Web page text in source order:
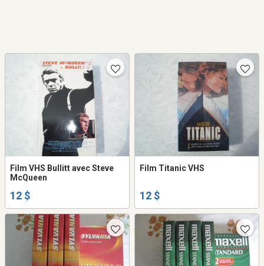
Film VHS Bullitt avec Steve
McQueen
12 $
Film Titanic VHS
12 $